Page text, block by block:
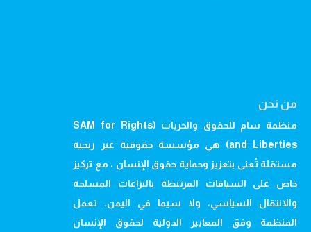
من نحن
منظمة سام للحقوق والحريات (SAM for Rights
and Liberties) هي مؤسسة حقوقية غير ربحية
مستقلة تُعنى بتعزيز وحماية حقوق الإنسان ، مع تركيز
خاص على السياقات المرتبطة بالنزاعات المسلحة
والانتقال السياسي، ولا سيما في اليمن. تعمل
المنظمة وفق المعايير الدولية لحقوق الإنسان